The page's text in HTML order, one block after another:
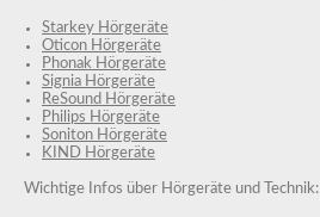
Starkey Hörgeräte
Oticon Hörgeräte
Phonak Hörgeräte
Signia Hörgeräte
ReSound Hörgeräte
Philips Hörgeräte
Soniton Hörgeräte
KIND Hörgeräte
Wichtige Infos über Hörgeräte und Technik: